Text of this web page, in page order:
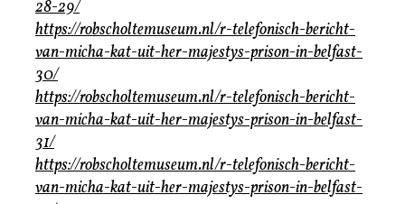
28-29/
https://robscholtemuseum.nl/r-telefonisch-bericht-
van-micha-kat-uit-her-majestys-prison-in-belfast-
30/
https://robscholtemuseum.nl/r-telefonisch-bericht-
van-micha-kat-uit-her-majestys-prison-in-belfast-
31/
https://robscholtemuseum.nl/r-telefonisch-bericht-
van-micha-kat-uit-her-majestys-prison-in-belfast-